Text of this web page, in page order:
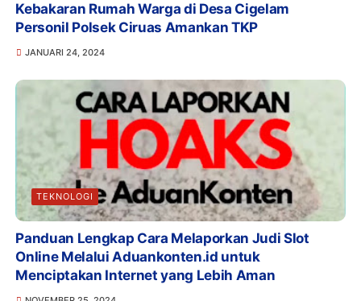
Kebakaran Rumah Warga di Desa Cigelam
Personil Polsek Ciruas Amankan TKP
JANUARI 24, 2024
TEKNOLOGI
Panduan Lengkap Cara Melaporkan Judi Slot
Online Melalui Aduankonten.id untuk
Menciptakan Internet yang Lebih Aman